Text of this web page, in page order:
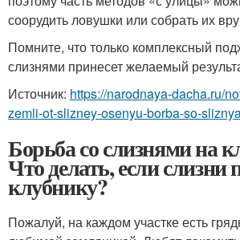
соорудить ловушки или собрать их
Помните, что только комплексный
слизнями принесет желаемый
Источник: https://narodnaya-dacha.ru/
zemli-ot-slizney-osenyu-borba-so-
Борьба со слизнями на
Что делать, если слизни
клубнику?
Пожалуй, на каждом участке есть